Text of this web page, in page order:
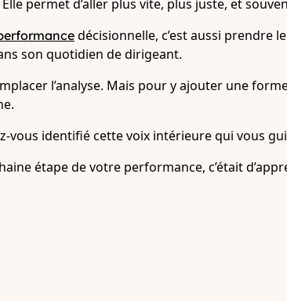
permet d’aller plus vite, plus juste, et
décisionnelle, c’est aussi prendre
son quotidien de dirigeant.
l’analyse. Mais pour y ajouter une
vous identifié cette voix intérieure qui vous
étape de votre performance, c’était